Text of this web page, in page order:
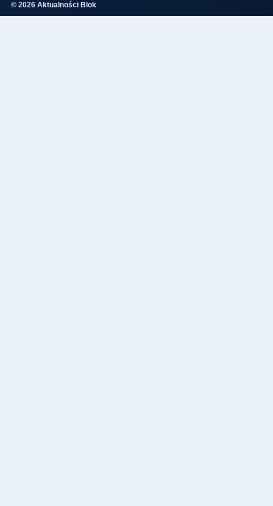
© 2026 Aktualności Blok